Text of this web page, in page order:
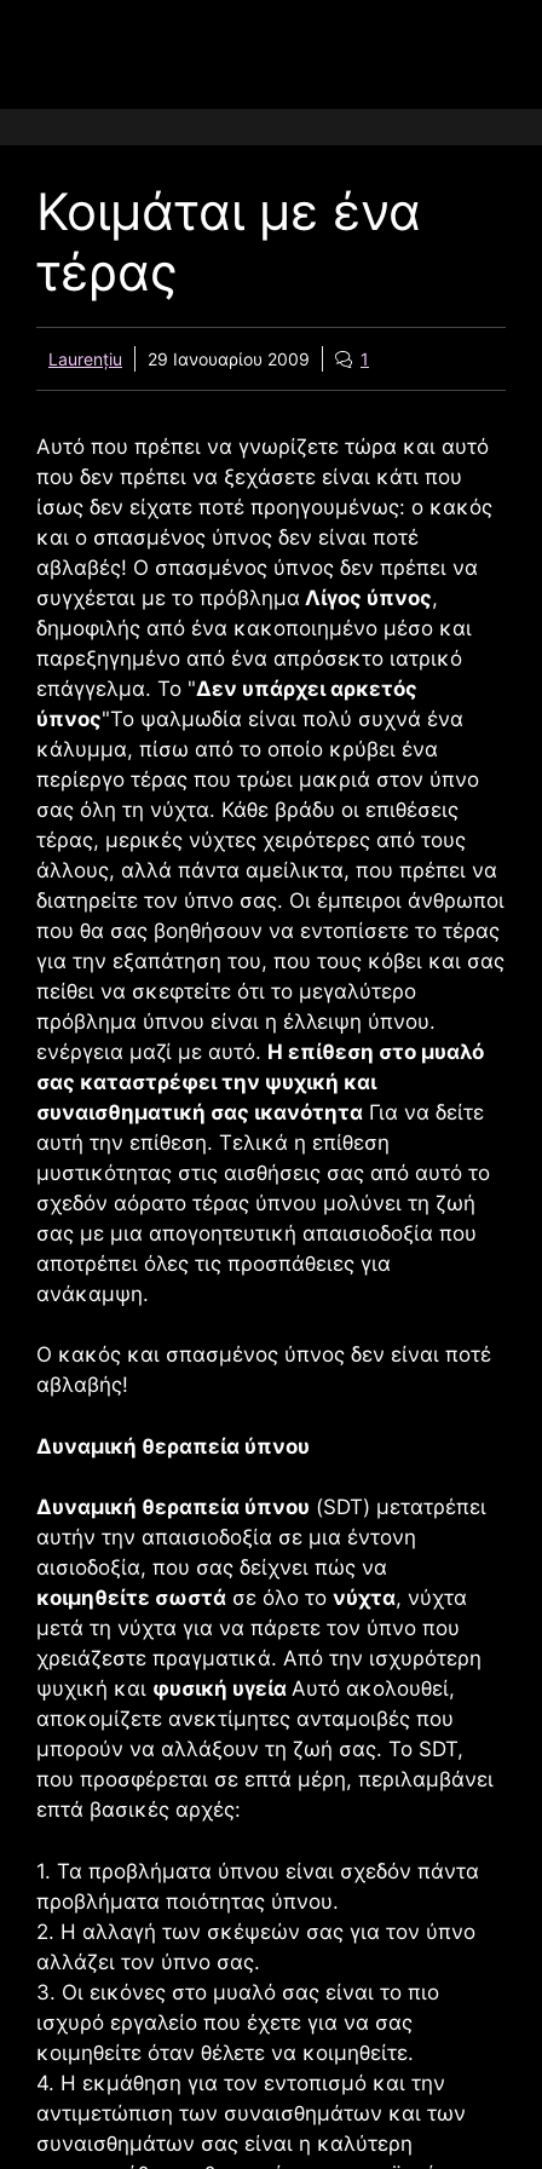
Κοιμάται με ένα
τέρας
Laurențiu 29 Ιανουαρίου 2009 1
Αυτό που πρέπει να γνωρίζετε τώρα και αυτό
που δεν πρέπει να ξεχάσετε είναι κάτι που
ίσως δεν είχατε ποτέ προηγουμένως: ο κακός
και ο σπασμένος ύπνος δεν είναι ποτέ
αβλαβές! Ο σπασμένος ύπνος δεν πρέπει να
συγχέεται με το πρόβλημα Λίγος ύπνος,
δημοφιλής από ένα κακοποιημένο μέσο και
παρεξηγημένο από ένα απρόσεκτο ιατρικό
επάγγελμα. Το "Δεν υπάρχει αρκετός
ύπνος"Το ψαλμωδία είναι πολύ συχνά ένα
κάλυμμα, πίσω από το οποίο κρύβει ένα
περίεργο τέρας που τρώει μακριά στον ύπνο
σας όλη τη νύχτα. Κάθε βράδυ οι επιθέσεις
τέρας, μερικές νύχτες χειρότερες από τους
άλλους, αλλά πάντα αμείλικτα, που πρέπει να
διατηρείτε τον ύπνο σας. Οι έμπειροι άνθρωποι
που θα σας βοηθήσουν να εντοπίσετε το τέρας
για την εξαπάτηση του, που τους κόβει και σας
πείθει να σκεφτείτε ότι το μεγαλύτερο
πρόβλημα ύπνου είναι η έλλειψη ύπνου.
ενέργεια μαζί με αυτό. Η επίθεση στο μυαλό
σας καταστρέφει την ψυχική και
συναισθηματική σας ικανότητα Για να δείτε
αυτή την επίθεση. Τελικά η επίθεση
μυστικότητας στις αισθήσεις σας από αυτό το
σχεδόν αόρατο τέρας ύπνου μολύνει τη ζωή
σας με μια απογοητευτική απαισιοδοξία που
αποτρέπει όλες τις προσπάθειες για
ανάκαμψη.
Ο κακός και σπασμένος ύπνος δεν είναι ποτέ
αβλαβής!
Δυναμική θεραπεία ύπνου
Δυναμική θεραπεία ύπνου (SDT) μετατρέπει
αυτήν την απαισιοδοξία σε μια έντονη
αισιοδοξία, που σας δείχνει πώς να
κοιμηθείτε σωστά σε όλο το νύχτα, νύχτα
μετά τη νύχτα για να πάρετε τον ύπνο που
χρειάζεστε πραγματικά. Από την ισχυρότερη
ψυχική και φυσική υγεία Αυτό ακολουθεί,
αποκομίζετε ανεκτίμητες ανταμοιβές που
μπορούν να αλλάξουν τη ζωή σας. Το SDT,
που προσφέρεται σε επτά μέρη, περιλαμβάνει
επτά βασικές αρχές:
1. Τα προβλήματα ύπνου είναι σχεδόν πάντα
προβλήματα ποιότητας ύπνου.
2. Η αλλαγή των σκέψεών σας για τον ύπνο
αλλάζει τον ύπνο σας.
3. Οι εικόνες στο μυαλό σας είναι το πιο
ισχυρό εργαλείο που έχετε για να σας
κοιμηθείτε όταν θέλετε να κοιμηθείτε.
4. Η εκμάθηση για τον εντοπισμό και την
αντιμετώπιση των συναισθημάτων και των
συναισθημάτων σας είναι η καλύτερη